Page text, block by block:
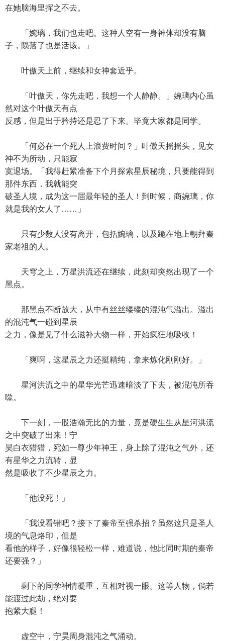
在她脑海里挥之不去。
「婉璃，我们也走吧。这种人空有一身神体却没有脑
子，陨落了也是活该。」
叶傲天上前，继续和女神套近乎。
「叶傲天，你先走吧，我想一个人静静。」婉璃内心虽
然对这个叶傲天有点
反感，但是出于矜持还是忍了下来。毕竟大家都是同学。
「何必在一个死人上浪费时间？」叶傲天摇摇头，见女
神不为所动，只能寂
寞退场。「我得赶紧准备下个月探索星辰秘境，只要能得到
那件东西，我就能突
破圣人境，成为这一届最年轻的圣人！到时候，商婉璃，你
就是我的女人了……」
只有少数人没有离开，包括婉璃，以及跪在地上朝拜秦
家老祖的人。
天穹之上，万星洪流还在继续，此刻却突然出现了一个
黑点。
那黑点不断放大，从中有丝丝缕缕的混沌气溢出。溢出
的混沌气一碰到星辰
之力，像是见了什么滋补大物一样，开始疯狂地吸收！
「爽啊，这星辰之力还挺精纯，拿来炼化刚刚好。」
星河洪流之中的星华光芒迅速暗淡了下去，被混沌所吞
噬。
下一刻，一股浩瀚无比的力量，竟是硬生生从星河洪流
之中突破了出来！宁
昊白衣猎猎，宛如一尊少年神王，身上除了混沌之气外，还
有星华之力流转，显
然是吸收了不少星辰之力。
「他没死！」
「我没看错吧？接下了秦帝至强杀招？虽然这只是圣人
境的气息烙印，但是
看他的样子，好像很轻松一样，难道说，他比同时期的秦帝
还要强？」
剩下的同学神情凝重，互相对视一眼。这等人物，倘若
能渡过此劫，绝对要
抱紧大腿！
虚空中，宁昊周身混沌之气涌动。